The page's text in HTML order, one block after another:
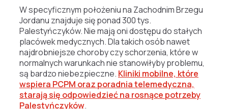
W specyficznym położeniu na Zachodnim Brzegu
Jordanu znajduje się ponad 300 tys.
Palestyńczyków. Nie mają oni dostępu do stałych
placówek medycznych. Dla takich osób nawet
najdrobniejsze choroby czy schorzenia, które w
normalnych warunkach nie stanowiłyby problemu,
są bardzo niebezpieczne. Kliniki mobilne, które
wspiera PCPM oraz poradnia telemedyczna,
starają się odpowiedzieć na rosnące potrzeby
Palestyńczyków.